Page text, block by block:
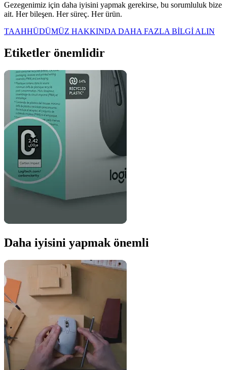
Gezegenimiz için daha iyisini yapmak gerekirse, bu sorumluluk bize
ait. Her bileşen. Her süreç. Her ürün.
TAAHHÜDÜMÜZ HAKKINDA DAHA FAZLA BİLGİ ALIN
Etiketler önemlidir
Daha iyisini yapmak önemli